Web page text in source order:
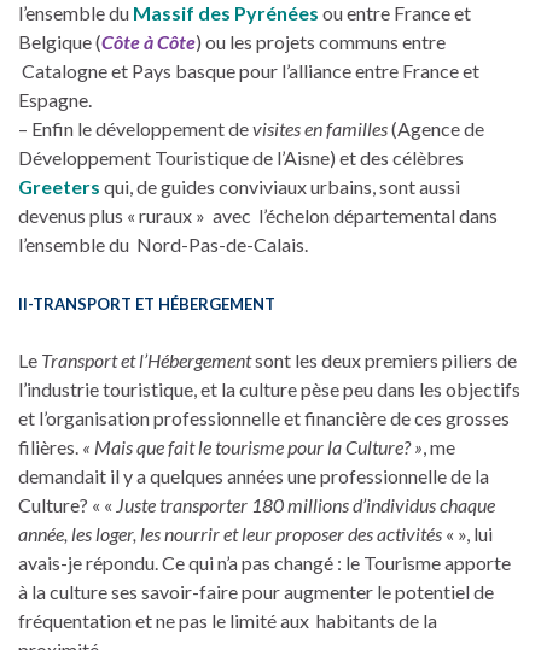
l’ensemble du Massif des Pyrénées ou entre France et
Belgique (Côte à Côte) ou les projets communs entre
Catalogne et Pays basque pour l’alliance entre France et
Espagne.
– Enfin le développement devisites en familles(Agence de
Développement Touristique de l’Aisne) et des célèbres
Greeters qui, de guides conviviaux urbains, sont aussi
devenus plus « ruraux » avec l’échelon départemental dans
l’ensemble du Nord-Pas-de-Calais.
II-TRANSPORT ET HÉBERGEMENT
Le Transport et l’Hébergementsont les deux premiers piliers de
l’industrie touristique, et la culture pèse peu dans les objectifs
et l’organisation professionnelle et financière de ces grosses
filières. « Mais que fait le tourisme pour la Culture? », me
demandait il y a quelques années une professionnelle de la
Culture? « « Juste transporter 180 millions d’individus chaque
année, les loger, les nourrir et leur proposer des activités « », lui
avais-je répondu. Ce qui n’a pas changé : le Tourisme apporte
à la culture ses savoir-faire pour augmenter le potentiel de
fréquentation et ne pas le limité aux habitants de la